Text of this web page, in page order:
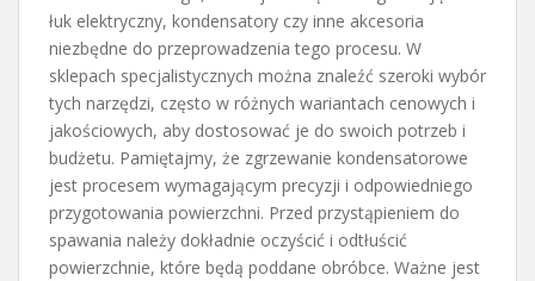
łuk elektryczny, kondensatory czy inne akcesoria
niezbędne do przeprowadzenia tego procesu. W
sklepach specjalistycznych można znaleźć szeroki wybór
tych narzędzi, często w różnych wariantach cenowych i
jakościowych, aby dostosować je do swoich potrzeb i
budżetu. Pamiętajmy, że zgrzewanie kondensatorowe
jest procesem wymagającym precyzji i odpowiedniego
przygotowania powierzchni. Przed przystąpieniem do
spawania należy dokładnie oczyścić i odtłuścić
powierzchnie, które będą poddane obróbce. Ważne jest